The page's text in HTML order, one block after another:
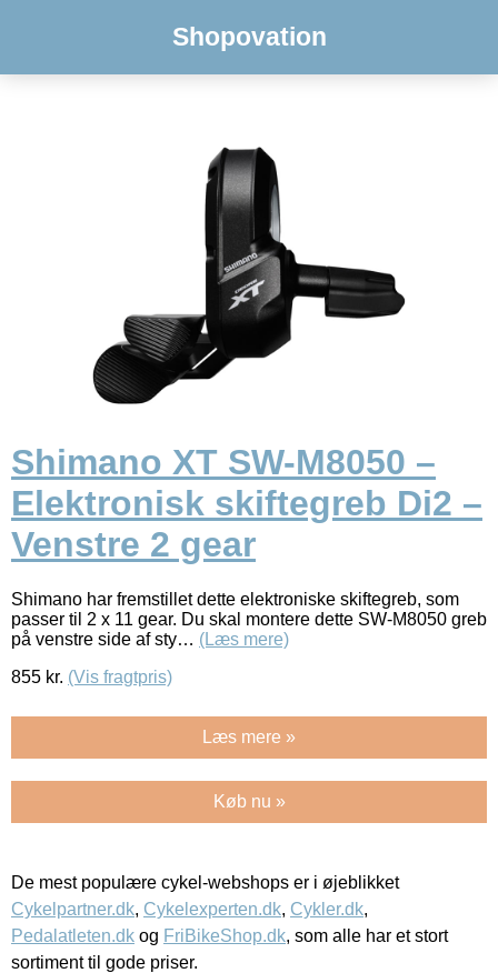
Shopovation
Shimano XT SW-M8050 –
Elektronisk skiftegreb Di2 –
Venstre 2 gear
Shimano har fremstillet dette elektroniske skiftegreb, som
passer til 2 x 11 gear. Du skal montere dette SW-M8050 greb
på venstre side af sty… (Læs mere)
855 kr. (Vis fragtpris)
Læs mere »
Køb nu »
De mest populære cykel-webshops er i øjeblikket
Cykelpartner.dk, Cykelexperten.dk, Cykler.dk,
Pedalatleten.dk og FriBikeShop.dk, som alle har et stort
sortiment til gode priser.